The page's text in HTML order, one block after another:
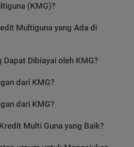
(KMG)?
Multiguna yang Ada di
Dapat Dibiayai oleh KMG?
dari KMG?
dari KMG?
Multi Guna yang Baik?